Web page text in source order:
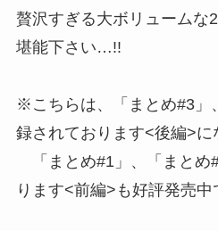
贅沢すぎる大ボリュームな
堪能下さい…!!
※こちらは、「まとめ#3」
録されております<後編>に
「まとめ#1」、「まとめ
ります<前編>も好評発売中